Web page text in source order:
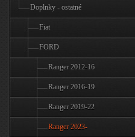
Doplnky - ostatné
Fiat
FORD
Ranger 2012-16
Ranger 2016-19
Ranger 2019-22
Ranger 2023-